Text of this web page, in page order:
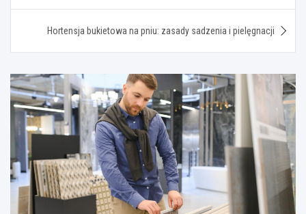
Hortensja bukietowa na pniu: zasady sadzenia i pielęgnacji